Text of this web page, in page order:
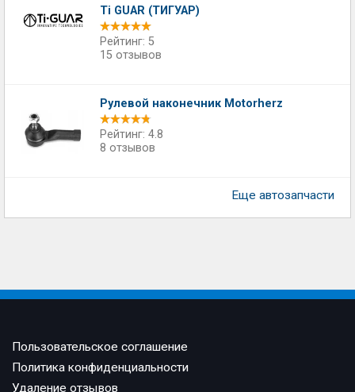
Ti GUAR (ТИГУАР)
Рейтинг: 5
15 отзывов
Рулевой наконечник Motorherz
Рейтинг: 4.8
8 отзывов
Еще автозапчасти
Пользовательское соглашение
Политика конфиденциальности
Удаление отзывов